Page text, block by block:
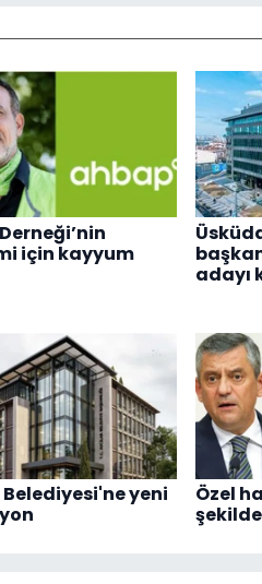
için kayyum
adayı
Belediyesi'ne yeni
Özel